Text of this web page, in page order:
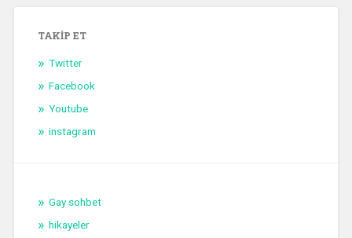
TAKIP ET
Twitter
Facebook
Youtube
instagram
Gay sohbet
hikayeler